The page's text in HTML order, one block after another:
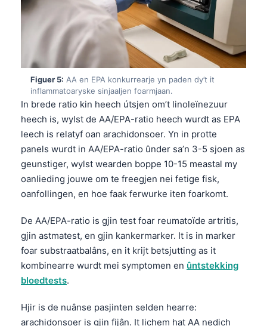
Figuer 5: AA en EPA konkurrearje yn paden dy’t it
inflammatoaryske sinjaaljen foarmjaan.
In brede ratio kin heech útsjen om’t linoleïnezuur
heech is, wylst de AA/EPA-ratio heech wurdt as EPA
leech is relatyf oan arachidonsoer. Yn in protte
panels wurdt in AA/EPA-ratio ûnder sa’n 3-5 sjoen as
geunstiger, wylst wearden boppe 10-15 meastal my
oanlieding jouwe om te freegjen nei fetige fisk,
oanfollingen, en hoe faak ferwurke iten foarkomt.
De AA/EPA-ratio is gjin test foar reumatoïde artritis,
gjin astmatest, en gjin kankermarker. It is in marker
foar substraatbalâns, en it krijt betsjutting as it
kombinearre wurdt mei symptomen en ûntstekking
bloedtests.
Hjir is de nuânse pasjinten selden hearre:
arachidonsoer is gjin fijân. It lichem hat AA nedich